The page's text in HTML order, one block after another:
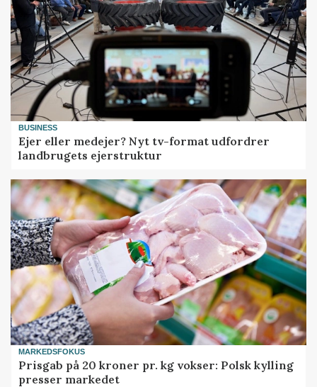
BUSINESS
Ejer eller medejer? Nyt tv-format udfordrer
landbrugets ejerstruktur
MARKEDSFOKUS
Prisgab på 20 kroner pr. kg vokser: Polsk kylling
presser markedet